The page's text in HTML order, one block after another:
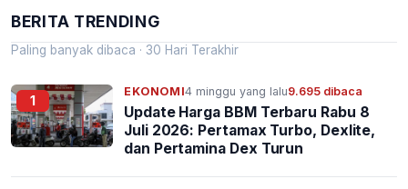
BERITA TRENDING
Paling banyak dibaca · 30 Hari Terakhir
1
EKONOMI4 minggu yang lalu9.695 dibaca
Update Harga BBM Terbaru Rabu 8
Juli 2026: Pertamax Turbo, Dexlite,
dan Pertamina Dex Turun